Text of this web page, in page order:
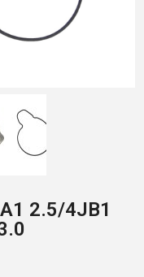
2.5/4JB1